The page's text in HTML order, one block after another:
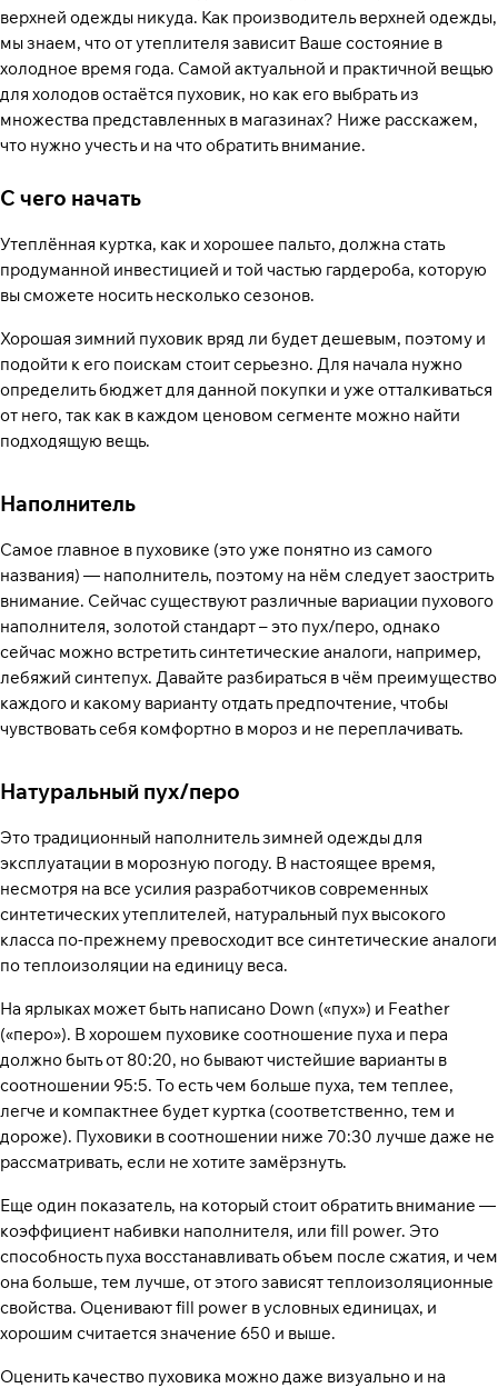
верхней одежды никуда. Как производитель верхней одежды,
мы знаем, что от утеплителя зависит Ваше состояние в
холодное время года. Самой актуальной и практичной вещью
для холодов остаётся пуховик, но как его выбрать из
множества представленных в магазинах? Ниже расскажем,
что нужно учесть и на что обратить внимание.
С чего начать
Утеплённая куртка, как и хорошее пальто, должна стать
продуманной инвестицией и той частью гардероба, которую
вы сможете носить несколько сезонов.
Хорошая зимний пуховик вряд ли будет дешевым, поэтому и
подойти к его поискам стоит серьезно. Для начала нужно
определить бюджет для данной покупки и уже отталкиваться
от него, так как в каждом ценовом сегменте можно найти
подходящую вещь.
Наполнитель
Самое главное в пуховике (это уже понятно из самого
названия) — наполнитель, поэтому на нём следует заострить
внимание. Сейчас существуют различные вариации пухового
наполнителя, золотой стандарт – это пух/перо, однако
сейчас можно встретить синтетические аналоги, например,
лебяжий синтепух. Давайте разбираться в чём преимущество
каждого и какому варианту отдать предпочтение, чтобы
чувствовать себя комфортно в мороз и не переплачивать.
Натуральный пух/перо
Это традиционный наполнитель зимней одежды для
эксплуатации в морозную погоду. В настоящее время,
несмотря на все усилия разработчиков современных
синтетических утеплителей, натуральный пух высокого
класса по-прежнему превосходит все синтетические аналоги
по теплоизоляции на единицу веса.
На ярлыках может быть написано Down («пух») и Feather
(«перо»). В хорошем пуховике соотношение пуха и пера
должно быть от 80:20, но бывают чистейшие варианты в
соотношении 95:5. То есть чем больше пуха, тем теплее,
легче и компактнее будет куртка (соответственно, тем и
дороже). Пуховики в соотношении ниже 70:30 лучше даже не
рассматривать, если не хотите замёрзнуть.
Еще один показатель, на который стоит обратить внимание —
коэффициент набивки наполнителя, или fill power. Это
способность пуха восстанавливать объем после сжатия, и чем
она больше, тем лучше, от этого зависят теплоизоляционные
свойства. Оценивают fill power в условных единицах, и
хорошим считается значение 650 и выше.
Оценить качество пуховика можно даже визуально и на